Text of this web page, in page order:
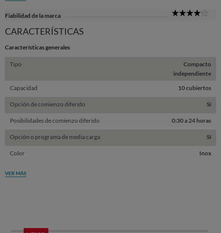
Fiabilidad de la marca
CARACTERÍSTICAS
Características generales
Tipo
Compacto
independiente
Capacidad
10 cubiertos
Opción de comienzo diferido Sí
Posibilidades de comienzo diferido 0:30 a 24 horas
Opción o programa de media carga Sí
Color Inox
VER MÁS